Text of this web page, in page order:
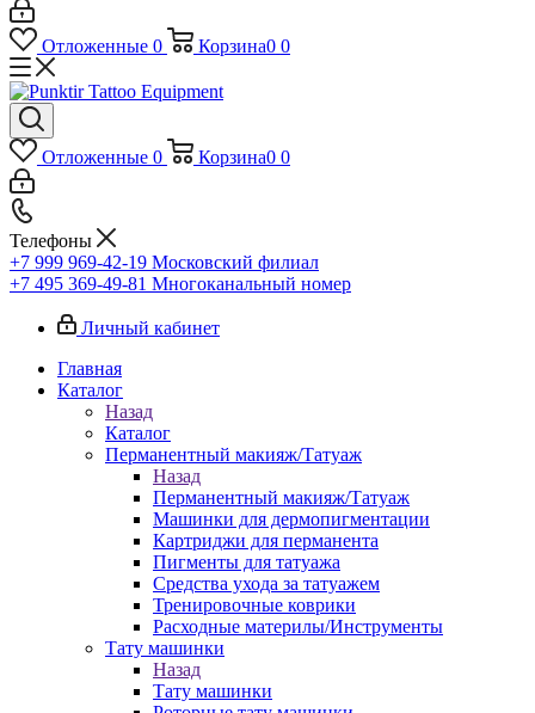
Отложенные 0 Корзина0 0
Отложенные 0 Корзина0 0
Телефоны
+7 999 969-42-19 Московский филиал
+7 495 369-49-81 Многоканальный номер
Личный кабинет
Главная
Каталог
Назад
Каталог
Перманентный макияж/Татуаж
Назад
Перманентный макияж/Татуаж
Машинки для дермопигментации
Картриджи для перманента
Пигменты для татуажа
Средства ухода за татуажем
Тренировочные коврики
Расходные материлы/Инструменты
Тату машинки
Назад
Тату машинки